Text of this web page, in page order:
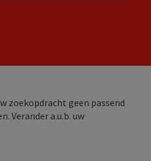
zoekopdracht geen passend
Verander a.u.b. uw